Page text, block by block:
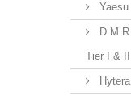
Yaesu
Tier I & II
Hytera